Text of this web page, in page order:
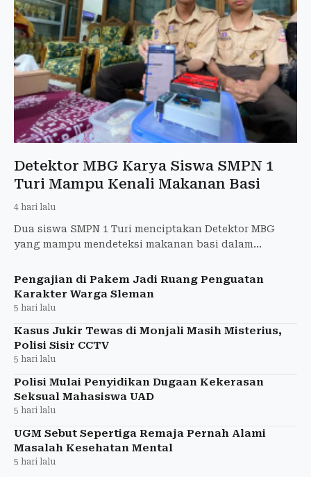
Detektor MBG Karya Siswa SMPN 1
Turi Mampu Kenali Makanan Basi
4 hari lalu
Dua siswa SMPN 1 Turi menciptakan Detektor MBG
yang mampu mendeteksi makanan basi dalam
Pengajian di Pakem Jadi Ruang Penguatan
Karakter Warga Sleman
5 hari lalu
Kasus Jukir Tewas di Monjali Masih Misterius,
Polisi Sisir CCTV
5 hari lalu
Polisi Mulai Penyidikan Dugaan Kekerasan
Seksual Mahasiswa UAD
5 hari lalu
UGM Sebut Sepertiga Remaja Pernah Alami
Masalah Kesehatan Mental
5 hari lalu